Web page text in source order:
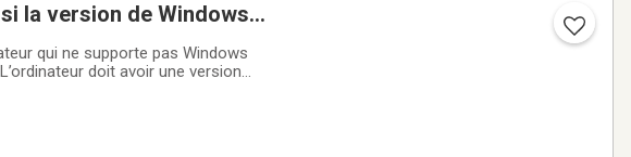
la version de Windows
qui ne supporte pas Windows
doit avoir une version